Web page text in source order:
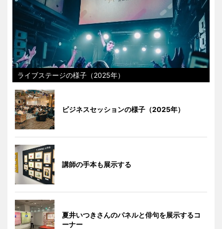
ライブステージの様子（2025年）
ビジネスセッションの様子（2025年）
講師の手本も展示する
夏井いつきさんのパネルと俳句を展示するコ
ーナー